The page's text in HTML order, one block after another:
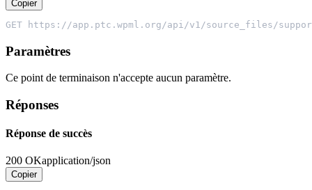
Copier
GET https://app.ptc.wpml.org/api/v1/source_files/
Paramètres
Ce point de terminaison n'accepte aucun paramètre.
Réponses
Réponse de succès
200 OKapplication/json
Copier